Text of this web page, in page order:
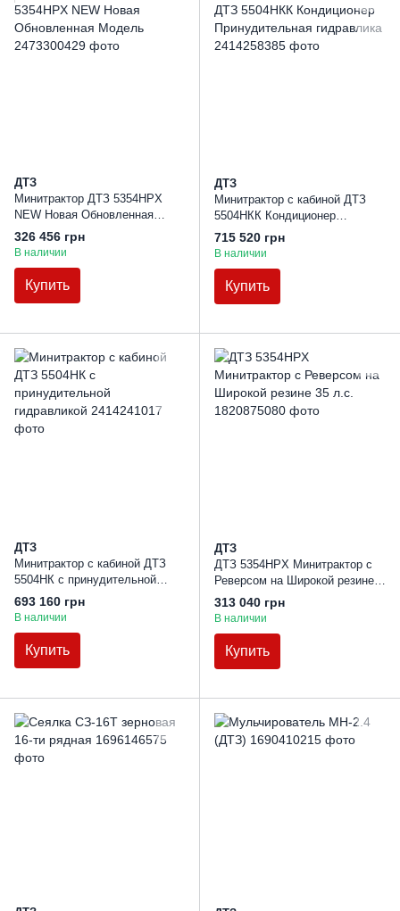
ДТЗ
Минитрактор ДТЗ 5354HPX
NEW Новая Обновленная
Модель
326 456 грн
В наличии
Купить
ДТЗ
Минитрактор с кабиной ДТЗ
5504НКК Кондиционер
Принудительная гидравлика
715 520 грн
В наличии
Купить
ДТЗ
Минитрактор с кабиной ДТЗ
5504НК с принудительной
гидравликой
693 160 грн
В наличии
Купить
ДТЗ
ДТЗ 5354HPX Минитрактор с
Реверсом на Широкой резине
35 л.с.
313 040 грн
В наличии
Купить